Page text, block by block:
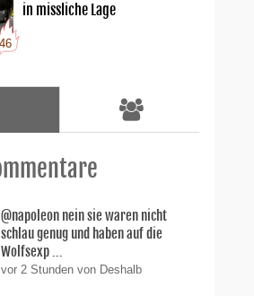
46
in missliche Lage
@napoleon nein sie waren nicht
schlau genug und haben auf die
Wolfsexp ...
vor 2 Stunden von Deshalb